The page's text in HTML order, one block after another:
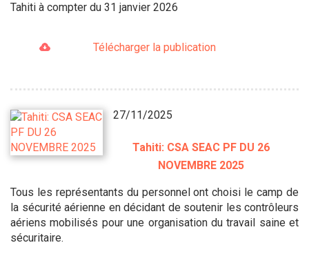
Tahiti à compter du 31 janvier 2026
Télécharger la publication
27/11/2025
Tahiti: CSA SEAC PF DU 26
NOVEMBRE 2025
Tous les représentants du personnel ont choisi le camp de
la sécurité aérienne en décidant de soutenir les contrôleurs
aériens mobilisés pour une organisation du travail saine et
sécuritaire.